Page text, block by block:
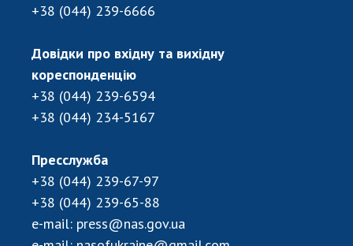
ДІЯЛЬНІСТЬ
Засідання Президії НАН України
Сесії Загальних зборів НАН України
Річні звіти НАН України
Річні фінансові звіти НАН України
Наукові публікації та видавнича діяльність
Охорона прав інтелектуальної власності та
трансфер технологій в наукових установах
Наукові об'єкти, що становлять національне
надбання
+38 (044) 239-6666
Довідки про вхідну та вихідну
кореспонденцію
+38 (044) 239-6594
+38 (044) 234-5167
Пресслужба
+38 (044) 239-67-97
+38 (044) 239-65-88
e-mail: press@nas.gov.ua